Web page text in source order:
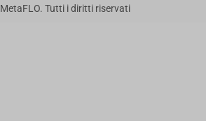
MetaFLO. Tutti i diritti riservati